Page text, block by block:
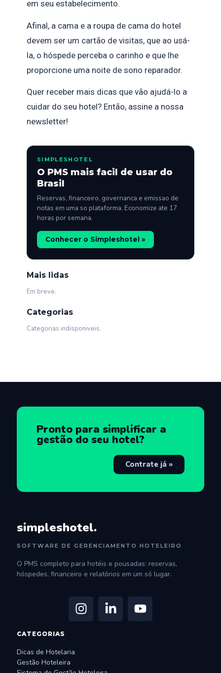
em seu estabelecimento.
Afinal, a cama e a roupa de cama do hotel
devem ser um cartão de visitas, que ao usá-
la, o hóspede perceba o carinho e que lhe
proporcione uma noite de sono reparador.
Quer receber mais dicas que vão ajudá-lo a
cuidar do seu hotel? Então, assine a nossa
newsletter!
SIMPLESHOTEL
O PMS mais facil de usar do
Brasil
Reservas, financeiro, governanca e emissao de
notas em uma so plataforma. Economize ate 17
horas por semana.
Conhecer o Simpleshotel »
Mais lidas
Em breve.
Categorias
Categorias indisponiveis.
Pronto para simplificar a
gestão do seu hotel?
Contrate já »
simpleshotel.
SOFTWARE DE GERENCIAMENTO HOTELEIRO
O PMS completo para hotéis e pousadas: reservas,
hóspedes, financeiro e relatórios em um só lugar.
CATEGORIAS
Dicas de Hotelaria
Gestão Hoteleira